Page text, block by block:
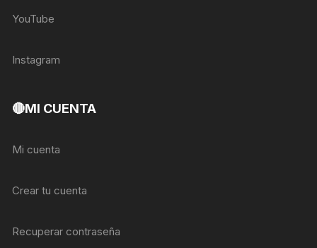
YouTube
Instagram
🔴MI CUENTA
Mi cuenta
Crear tu cuenta
Recuperar contraseña